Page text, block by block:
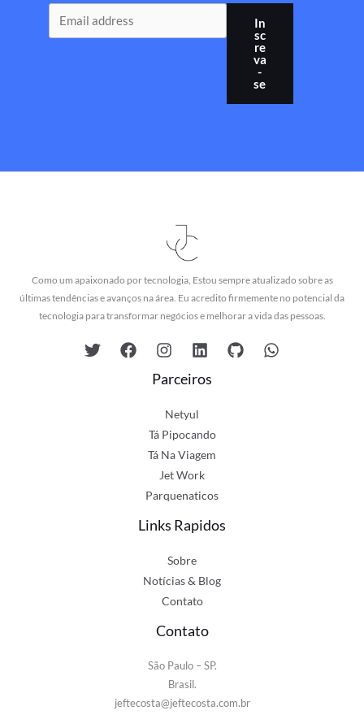
In
sc
re
va
-
se
Como um apaixonado por tecnologia, Estou sempre atualizado sobre as
últimas tendências e avanços na área. Eu acredito firmemente no potencial da
tecnologia para transformar negócios e melhorar a vida das pessoas.
Parceiros
Netyul
Tá Pipocando
Tá Na Viagem
Jet Work
Parquenaticos
Links Rapidos
Sobre
Notícias & Blog
Contato
Contato
São Paulo – SP.
Brasil.
jeftecosta@jeftecosta.com.br